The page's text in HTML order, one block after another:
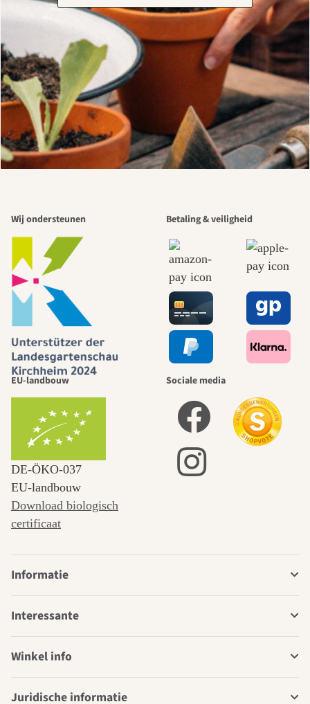
Wij ondersteunen Betaling & veiligheid
EU-landbouw
DE‑ÖKO‑037
EU-landbouw
Download biologisch
certificaat
Sociale media
Informatie
Interessante
Winkel info
Juridische informatie